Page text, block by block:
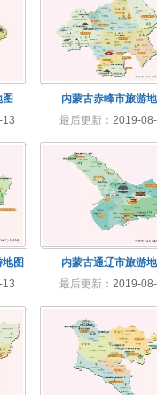
13
内蒙古赤峰市旅游
最后更新： 2019-
图
13
内蒙古通辽市旅游
最后更新： 2019-